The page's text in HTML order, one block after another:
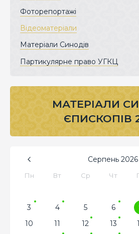
Фоторепортажі
Відеоматеріали
Матеріали Синодів
Партикулярне право УГКЦ
МАТЕРІАЛИ
ЄПИСКОПІВ
Серпень 2026
Пн Вт Ср Чт
3
4 5 6
10
11 12 13